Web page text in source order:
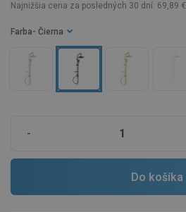
Najnižšia cena za posledných 30 dní: 69,89 €
Farba - Čierna
-
Do košíka